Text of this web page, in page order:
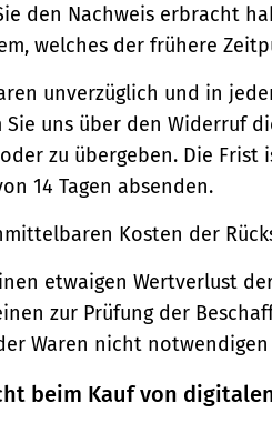
den Nachweis erbracht
welches der frühere
unverzüglich und in
Sie uns über den Widerruf
zu übergeben. Die
14 Tagen absenden.
Kosten der
etwaigen Wertverlust
zur Prüfung der
Waren nicht
beim Kauf von